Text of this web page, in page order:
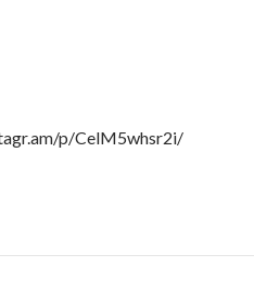
p/CelM5whsr2i/